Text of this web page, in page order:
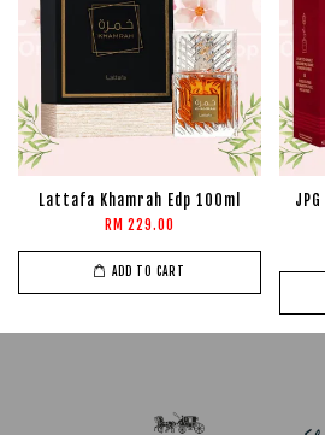
Lattafa Khamrah Edp 100ml
RM 229.00
ADD TO CART